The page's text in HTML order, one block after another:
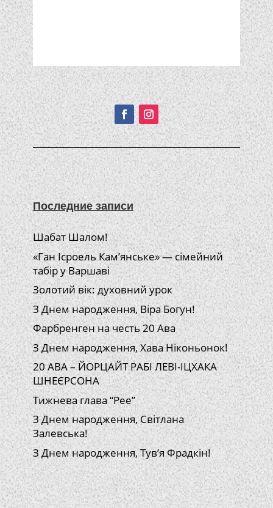
Подписывайтесь!
Последние записи
Шабат Шалом!
«Ган Ісроель Кам’янське» — сімейний
табір у Варшаві
Золотий вік: духовний урок
З Днем народження, Віра Богун!
Фарбренген на честь 20 Ава
З Днем народження, Хава Ніконьонок!
20 АВА – ЙОРЦАЙТ РАБІ ЛЕВІ-ІЦХАКА
ШНЕЄРСОНА
Тижнева глава “Рее”
З Днем народження, Світлана
Залевська!
З Днем народження, Тув’я Фрадкін!